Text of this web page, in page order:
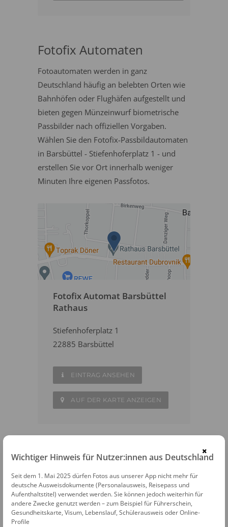
Fotofix Automaten
Fotoautomaten werden in ganz
Deutschland häufig an belebten Orten wie
Bahnhöfen oder Flughäfen aufgestellt und
bieten gegen Münzeinwurf biometrische
Passbilder nach offiziellen Vorgaben.
Wählen Sie den Fotofix-Passbildautomaten
in Barsbüttel - Stiefenhoferplatz 1 - und
erstellen Sie vor Ort innerhalb weniger
Minuten Ihre eigenen Passfotos.
Fotofix Automat Barsbüttel
Rathaus
Stiefenhoferplatz 1
22885 Barsbüttel
EINTRAG ANSEHEN
AUF DER KARTE ANZEIGEN
WEITERE FOTOAUTOMATEN IN DER
NÄHE
Oststeinbek
Hamburg
×
Wichtiger Hinweis für Nutzer:innen aus Deutschland
Seit dem 1. Mai 2025 dürfen Fotos aus unserer App nicht mehr für
deutsche Ausweisdokumente (Personalausweis, Reisepass und
Aufenthaltstitel) verwendet werden. Sie können jedoch weiterhin für
andere Zwecke genutzt werden – zum Beispiel für Führerschein,
Gesundheitskarte, Visum, Lebenslauf, Schülerausweis oder Online-
Profile